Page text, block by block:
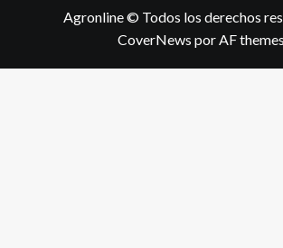
Agronline © Todos los derechos
CoverNews por AF themes.